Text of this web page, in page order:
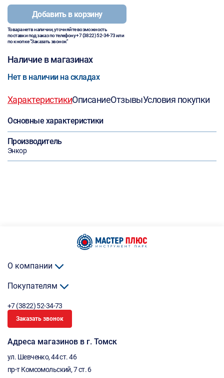
Добавить в корзину
Товара нет в наличии, уточняйте возможность
поставки под заказ по телефону+7 (3822) 52-34-73или
по кнопке "Заказать звонок"
Наличие в магазинах
Нет в наличии на складах
ХарактеристикиОписаниеОтзывыУсловия покупки
Основные характеристики
Производитель
Энкор
О компании
Покупателям
+7 (3822) 52-34-73
Заказать звонок
Адреса магазинов в г. Томск
ул. Шевченко, 44 ст. 46
пр-т Комсомольский, 7 ст. 6